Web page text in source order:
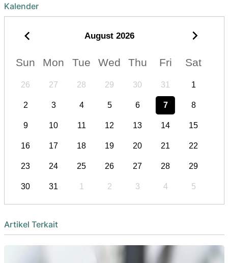
Kalender
August 2026
Sun Mon Tue Wed Thu Fri Sat
26 27 28 29 30 31 1
2 3 4 5 6 7 8
9 10 11 12 13 14 15
16 17 18 19 20 21 22
23 24 25 26 27 28 29
30 31 1 2 3 4 5
Artikel Terkait